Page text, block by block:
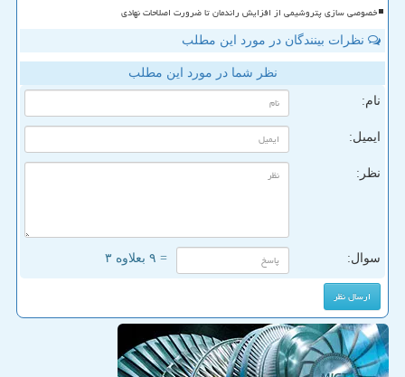
خصوصی سازی پتروشیمی از افزایش راندمان تا ضرورت اصلاحات نهادی
نظرات بینندگان در مورد این مطلب
نظر شما در مورد این مطلب
نام:
ایمیل:
نظر:
سوال: = ۹ بعلاوه ۳